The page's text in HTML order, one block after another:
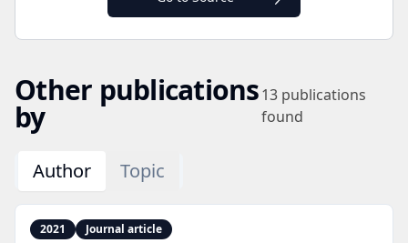
Other publications
by
13 publications
found
Author Topic
2021 Journal article